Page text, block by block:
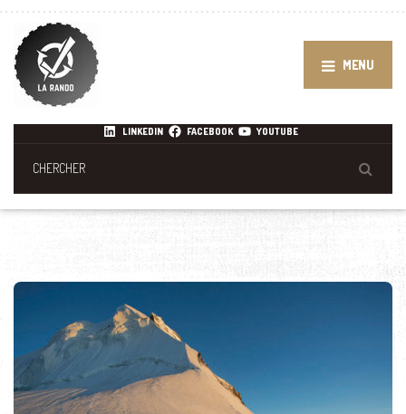
MENU
LINKEDIN FACEBOOK YOUTUBE